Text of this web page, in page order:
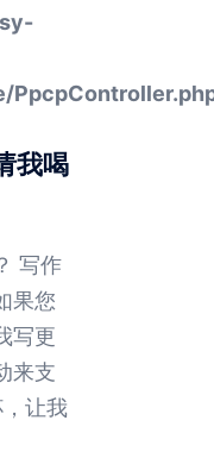
我喝
写作
果您
写更
来支
让我